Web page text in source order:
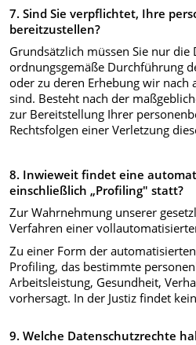
7. Sind Sie verpflichtet, Ihre
bereitzustellen?
Grundsätzlich müssen Sie nur
ordnungsgemäße Durchführung
oder zu deren Erhebung wir nach
sind. Besteht nach der
zur Bereitstellung Ihrer
Rechtsfolgen einer Verletzung
8. Inwieweit findet eine
einschließlich „Profiling" statt?
Zur Wahrnehmung unserer
Verfahren einer
Zu einer Form der
Profiling, das bestimmte
Arbeitsleistung, Gesundheit,
vorhersagt. In der Justiz findet
9. Welche Datenschutzrechte